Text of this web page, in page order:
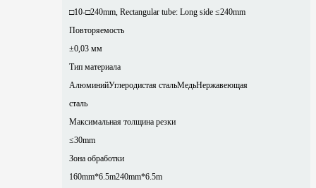
□10-□240mm, Rectangular tube: Long side ≤240mm
Повторяемость
±0,03 мм
Тип материала
АлюминийУглеродистая стальМедьНержавеющая
сталь
Максимальная толщина резки
≤30mm
Зона обработки
160mm*6.5m240mm*6.5m